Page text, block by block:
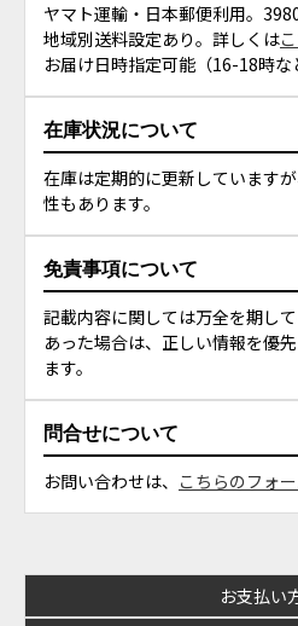
ヤマト運輸・日本郵便利用。
地域別送料設定あり。詳しくは
お届け日時指定可能（16-18時な
在庫状況について
在庫は定期的に更新しています
性もあります。
免責事項について
記載内容に関しては万全を期し
あった場合は、正しい情報を優
ます。
問合せについて
お問い合わせは、 こちらのフォ
お支払い